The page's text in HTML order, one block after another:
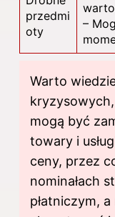
przedmi
oty
–
Warto
mogą być
towary i
ceny, przez
nominałach
płatniczym,